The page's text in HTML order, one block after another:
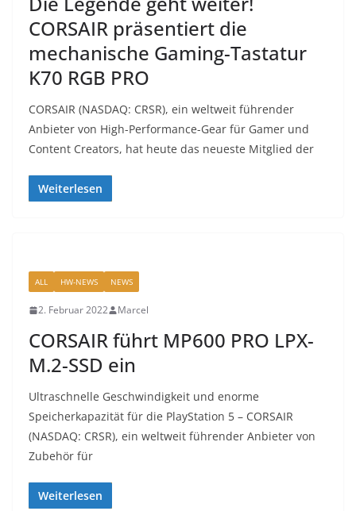
CORSAIR präsentiert die
mechanische Gaming-Tastatur
K70 RGB PRO
CORSAIR (NASDAQ: CRSR), ein weltweit führender
Anbieter von High-Performance-Gear für Gamer und
Content Creators, hat heute das neueste Mitglied der
Weiterlesen
ALL HW-NEWS NEWS
2. Februar 2022 Marcel
CORSAIR führt MP600 PRO LPX-
M.2-SSD ein
Ultraschnelle Geschwindigkeit und enorme
Speicherkapazität für die PlayStation 5 – CORSAIR
(NASDAQ: CRSR), ein weltweit führender Anbieter von
Zubehör für
Weiterlesen